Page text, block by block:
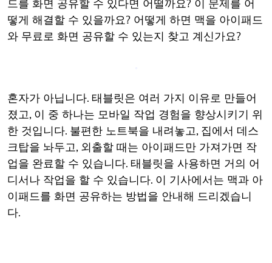
드를 화면 공유할 수 있다면 어떨까요? 이 문제를 어
떻게 해결할 수 있을까요? 어떻게 하면 맥을 아이패드
와 무료로 화면 공유할 수 있는지 찾고 계신가요?
혼자가 아닙니다. 태블릿은 여러 가지 이유로 만들어
졌고, 이 중 하나는 모바일 작업 경험을 향상시키기 위
한 것입니다. 불편한 노트북을 내려놓고, 집에서 데스
크탑을 놔두고, 외출할 때는 아이패드만 가져가면 작
업을 완료할 수 있습니다. 태블릿을 사용하면 거의 어
디서나 작업을 할 수 있습니다. 이 기사에서는 맥과 아
이패드를 화면 공유하는 방법을 안내해 드리겠습니
다.